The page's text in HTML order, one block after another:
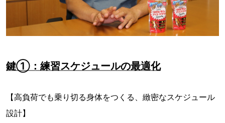
鍵①：練習スケジュールの最適化
【高負荷でも乗り切る身体をつくる、緻密なスケジュール
設計】